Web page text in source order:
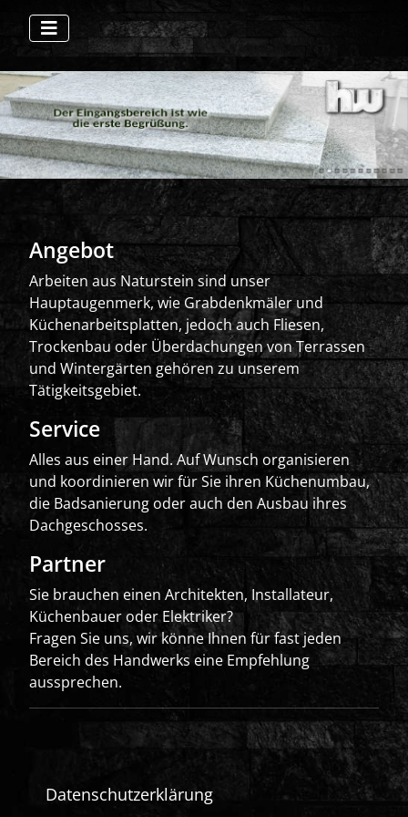
Angebot
Arbeiten aus Naturstein sind unser
Hauptaugenmerk, wie Grabdenkmäler und
Küchenarbeitsplatten, jedoch auch Fliesen,
Trockenbau oder Überdachungen von Terrassen
und Wintergärten gehören zu unserem
Tätigkeitsgebiet.
Service
Alles aus einer Hand. Auf Wunsch organisieren
und koordinieren wir für Sie ihren Küchenumbau,
die Badsanierung oder auch den Ausbau ihres
Dachgeschosses.
Partner
Sie brauchen einen Architekten, Installateur,
Küchenbauer oder Elektriker?
Fragen Sie uns, wir könne Ihnen für fast jeden
Bereich des Handwerks eine Empfehlung
aussprechen.
Datenschutzerklärung